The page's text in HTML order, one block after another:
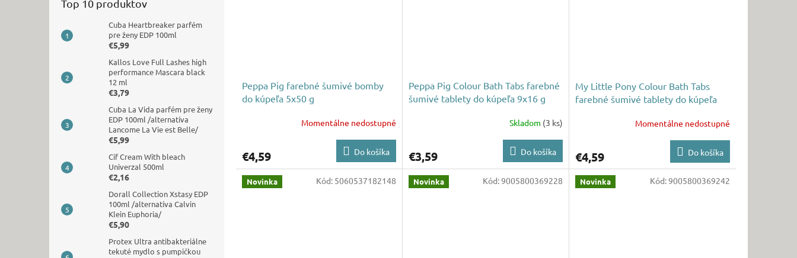
Top 10 produktov
Cuba Heartbreaker parfém
pre ženy EDP 100ml
€5,99
Kallos Love Full Lashes high
performance Mascara black
12 ml
€3,79
Cuba La Vida parfém pre ženy
EDP 100ml /alternatíva
Lancome La Vie est Belle/
€5,99
Cif Cream With bleach
Univerzal 500ml
€2,16
Dorall Collection Xstasy EDP
100ml /alternatíva Calvin
Klein Euphoria/
€5,90
Protex Ultra antibakteriálne
tekuté mydlo s pumpičkou
Peppa Pig farebné šumivé bomby
do kúpeľa 5x50 g
Momentálne nedostupné
€4,59 Do košíka
Peppa Pig Colour Bath Tabs farebné
šumivé tablety do kúpeľa 9x16 g
Skladom (3 ks)
€3,59 Do košíka
My Little Pony Colour Bath Tabs
farebné šumivé tablety do kúpeľa
Momentálne nedostupné
€4,59 Do košíka
Novinka Kód: 5060537182148 Novinka Kód:9005800369228 Novinka Kód:9005800369242